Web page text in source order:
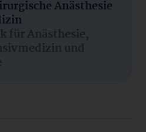
Anästhesie
für Anästhesie,
und